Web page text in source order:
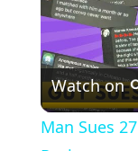
Watch on
Man Sues